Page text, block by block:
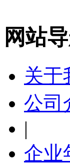
网站
关于
公司
|
企业